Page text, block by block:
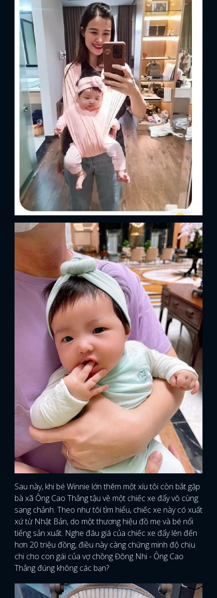
ĐĂNG NHẬP
Sau này, khi bé Winnie lớn thêm một xíu tôi còn bắt gặp
bà xã Ông Cao Thắng tậu về một chiếc xe đẩy vô cùng
sang chảnh. Theo như tôi tìm hiểu, chiếc xe này có xuất
xứ từ Nhật Bản, do một thương hiệu đồ mẹ và bé nổi
tiếng sản xuất. Nghe đâu giá của chiếc xe đẩy lên đến
hơn 20 triệu đồng, điều này càng chứng minh độ chịu
chi cho con gái của vợ chồng Đông Nhi - Ông Cao
Thắng đúng không các bạn?